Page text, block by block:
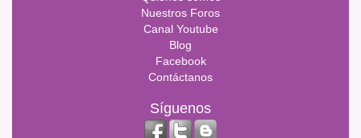
Nuestros Foros
Canal Youtube
Blog
Facebook
Contáctanos
Síguenos